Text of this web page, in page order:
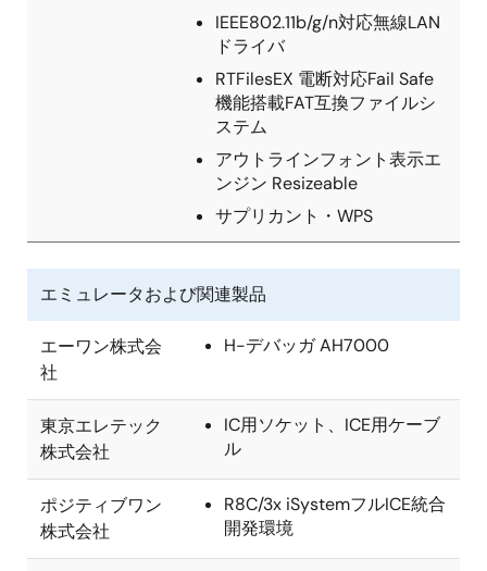
IEEE802.11b/g/n対応無線LAN
ドライバ
RTFilesEX 電断対応Fail Safe
機能搭載FAT互換ファイルシ
ステム
アウトラインフォント表示エ
ンジン Resizeable
サプリカント・WPS
エミュレータおよび関連製品
エーワン株式会
社
H-デバッガ AH7000
東京エレテック
株式会社
IC用ソケット、ICE用ケーブ
ル
ポジティブワン
株式会社
R8C/3x iSystemフルICE統合
開発環境